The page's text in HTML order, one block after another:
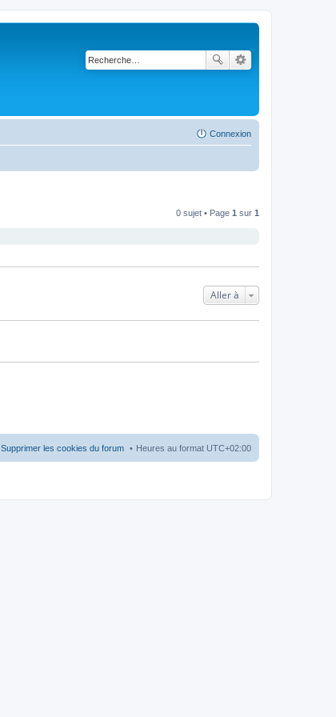
Connexion
0 sujet • Page 1 sur 1
Aller à
Heures au format UTC+02:00
Supprimer les cookies du forum